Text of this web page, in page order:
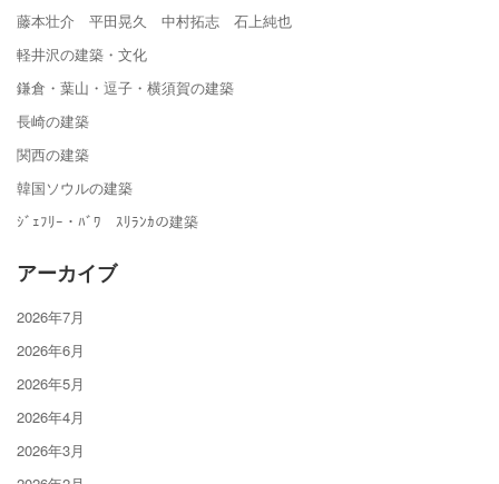
藤本壮介 平田晃久 中村拓志 石上純也
軽井沢の建築・文化
鎌倉・葉山・逗子・横須賀の建築
長崎の建築
関西の建築
韓国ソウルの建築
ｼﾞｪﾌﾘｰ・ﾊﾞﾜ ｽﾘﾗﾝｶの建築
アーカイブ
2026年7月
2026年6月
2026年5月
2026年4月
2026年3月